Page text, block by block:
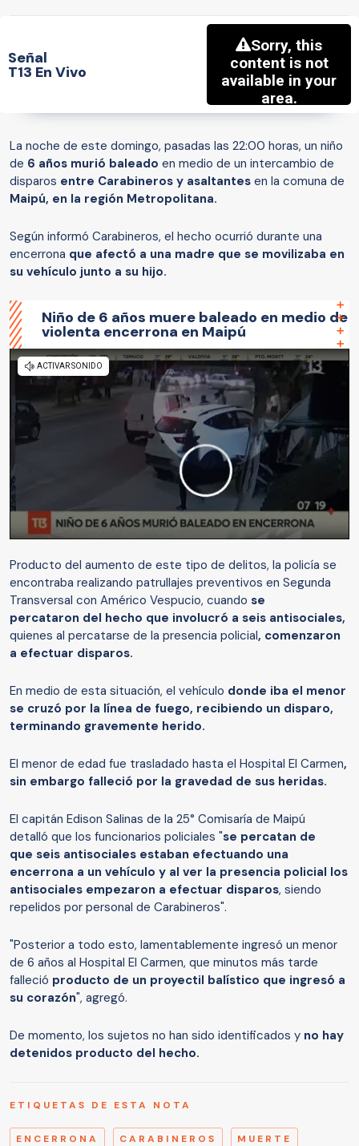
Señal
T13 En Vivo
La noche de este domingo, pasadas las 22:00 horas, un niño
de 6 años murió baleado en medio de un intercambio de
disparos entre Carabineros y asaltantes en la comuna de
Maipú, en la región Metropolitana.
Según informó Carabineros, el hecho ocurrió durante una
encerrona que afectó a una madre que se movilizaba en
su vehículo junto a su hijo.
Niño de 6 años muere baleado en medio de
violenta encerrona en Maipú
Producto del aumento de este tipo de delitos, la policía se
encontraba realizando patrullajes preventivos en Segunda
Transversal con Américo Vespucio, cuando se
percataron del hecho que involucró a seis antisociales,
quienes al percatarse de la presencia policial, comenzaron
a efectuar disparos.
En medio de esta situación, el vehículo donde iba el menor
se cruzó por la línea de fuego, recibiendo un disparo,
terminando gravemente herido.
El menor de edad fue trasladado hasta el Hospital El Carmen,
sin embargo falleció por la gravedad de sus heridas.
El capitán Edison Salinas de la 25° Comisaría de Maipú
detalló que los funcionarios policiales "se percatan de
que seis antisociales estaban efectuando una
encerrona a un vehículo y al ver la presencia policial los
antisociales empezaron a efectuar disparos, siendo
repelidos por personal de Carabineros".
"Posterior a todo esto, lamentablemente ingresó un menor
de 6 años al Hospital El Carmen, que minutos más tarde
falleció producto de un proyectil balístico que ingresó a
su corazón", agregó.
De momento, los sujetos no han sido identificados y no hay
detenidos producto del hecho.
ETIQUETAS DE ESTA NOTA
ENCERRONA CARABINEROS MUERTE